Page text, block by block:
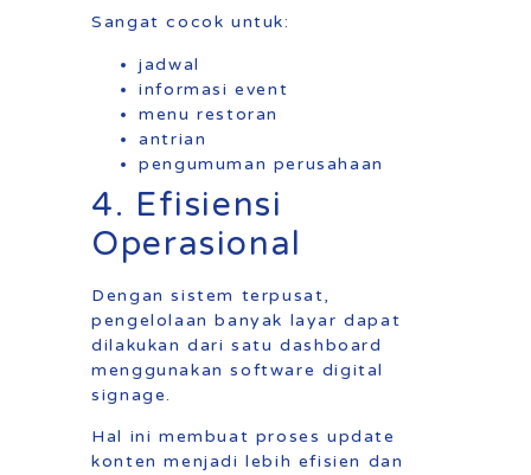
Sangat cocok untuk:
jadwal
informasi event
menu restoran
antrian
pengumuman perusahaan
4. Efisiensi
Operasional
Dengan sistem terpusat,
pengelolaan banyak layar dapat
dilakukan dari satu dashboard
menggunakan software digital
signage.
Hal ini membuat proses update
konten menjadi lebih efisien dan